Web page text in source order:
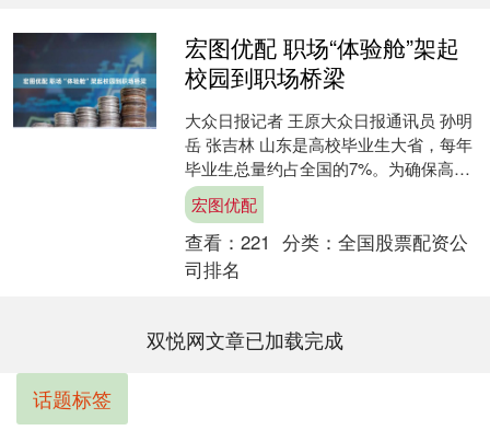
宏图优配 职场“体验舱”架起
校园到职场桥梁
大众日报记者 王原大众日报通讯员 孙明
岳 张吉林 山东是高校毕业生大省，每年
毕业生总量约占全国的7%。为确保高校
毕业生高质量就业创业，去年以来，山
东依托原有的大....
宏图优配
查看： 221 分类： 全国股票配资公
司排名
双悦网文章已加载完成
话题标签